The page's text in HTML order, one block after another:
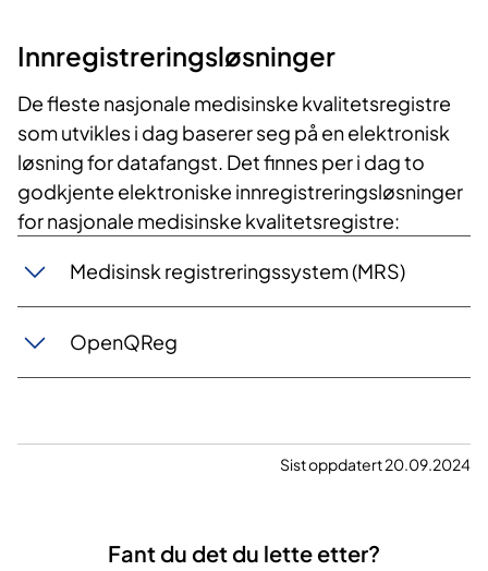
Innregistreringsløsninger
De fleste nasjonale medisinske kvalitetsregistre
som utvikles i dag baserer seg på en elektronisk
løsning for datafangst. Det finnes per i dag to
godkjente elektroniske innregistreringsløsninger
for nasjonale medisinske kvalitetsregistre:
Medisinsk registreringssystem (MRS)
OpenQReg
Sist oppdatert 20.09.2024
Fant du det du lette etter?